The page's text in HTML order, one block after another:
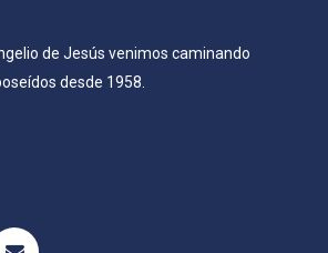
de Jesús venimos caminando
desde 1958.